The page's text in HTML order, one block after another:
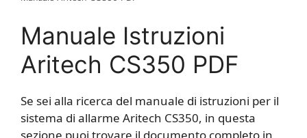
Manuale Istruzioni
Aritech CS350 PDF
Se sei alla ricerca del manuale di istruzioni per il
sistema di allarme Aritech CS350, in questa